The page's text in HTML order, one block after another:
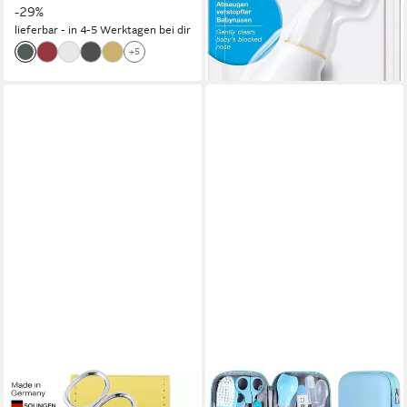
-29%
lieferbar - in 4-5 Werktagen bei dir
+5
KITYHOME